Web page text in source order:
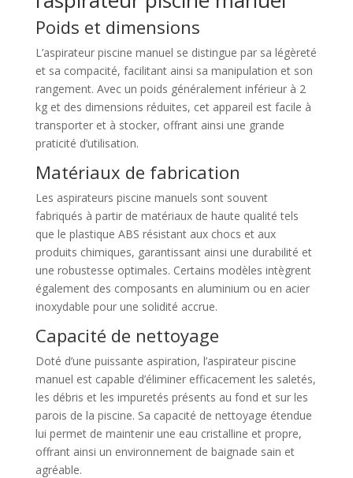
Poids et dimensions
L’aspirateur piscine manuel se distingue par sa légèreté
et sa compacité, facilitant ainsi sa manipulation et son
rangement. Avec un poids généralement inférieur à 2
kg et des dimensions réduites, cet appareil est facile à
transporter et à stocker, offrant ainsi une grande
praticité d’utilisation.
Matériaux de fabrication
Les aspirateurs piscine manuels sont souvent
fabriqués à partir de matériaux de haute qualité tels
que le plastique ABS résistant aux chocs et aux
produits chimiques, garantissant ainsi une durabilité et
une robustesse optimales. Certains modèles intègrent
également des composants en aluminium ou en acier
inoxydable pour une solidité accrue.
Capacité de nettoyage
Doté d’une puissante aspiration, l’aspirateur piscine
manuel est capable d’éliminer efficacement les saletés,
les débris et les impuretés présents au fond et sur les
parois de la piscine. Sa capacité de nettoyage étendue
lui permet de maintenir une eau cristalline et propre,
offrant ainsi un environnement de baignade sain et
agréable.